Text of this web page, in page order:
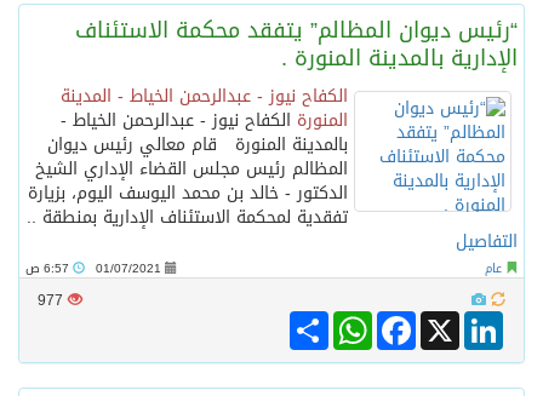
“رئيس ديوان المظالم” يتفقد محكمة الاستئناف
الإدارية بالمدينة المنورة .
الكفاح نيوز - عبدالرحمن الخياط - المدينة
المنورة الكفاح نيوز - عبدالرحمن الخياط -
بالمدينة المنورة قام معالي رئيس ديوان
المظالم رئيس مجلس القضاء الإداري الشيخ
الدكتور - خالد بن محمد اليوسف اليوم، بزيارة
تفقدية لمحكمة الاستئناف الإدارية بمنطقة ..
التفاصيل
عام 01/07/2021
977
Share
WhatsAppFacebook X
LinkedIn